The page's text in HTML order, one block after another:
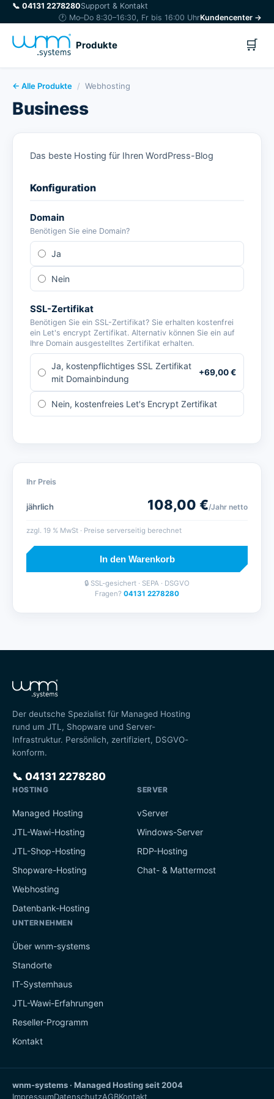
📞 04131 2278280Support & Kontakt
🕐 Mo–Do 8:30–16:30, Fr bis 16:00 UhrKundencenter →
Produkte 🛒
← Alle Produkte / Webhosting
Business
Das beste Hosting für Ihren WordPress-Blog
Konfiguration
Domain
Benötigen Sie eine Domain?
Ja
Nein
SSL-Zertifikat
Benötigen Sie ein SSL-Zertifikat? Sie erhalten kostenfrei
ein Let's encrypt Zertifikat. Alternativ können Sie ein auf
Ihre Domain ausgestelltes Zertifikat erhalten.
Ja, kostenpflichtiges SSL Zertifikat
mit Domainbindung
+69,00€
Nein, kostenfreies Let's Encrypt Zertifikat
Ihr Preis
jährlich 108,00 €/Jahr netto
zzgl. 19 % MwSt · Preise serverseitig berechnet
In den Warenkorb
🔒 SSL-gesichert · SEPA · DSGVO
Fragen? 04131 2278280
Der deutsche Spezialist für Managed Hosting
rund um JTL, Shopware und Server-
Infrastruktur. Persönlich, zertifiziert, DSGVO-
konform.
📞 04131 2278280
HOSTING
Managed Hosting
JTL-Wawi-Hosting
JTL-Shop-Hosting
Shopware-Hosting
Webhosting
Datenbank-Hosting
SERVER
vServer
Windows-Server
RDP-Hosting
Chat- & Mattermost
UNTERNEHMEN
Über wnm-systems
Standorte
IT-Systemhaus
JTL-Wawi-Erfahrungen
Reseller-Programm
Kontakt
wnm-systems · Managed Hosting seit 2004
ImpressumDatenschutzAGBKontakt